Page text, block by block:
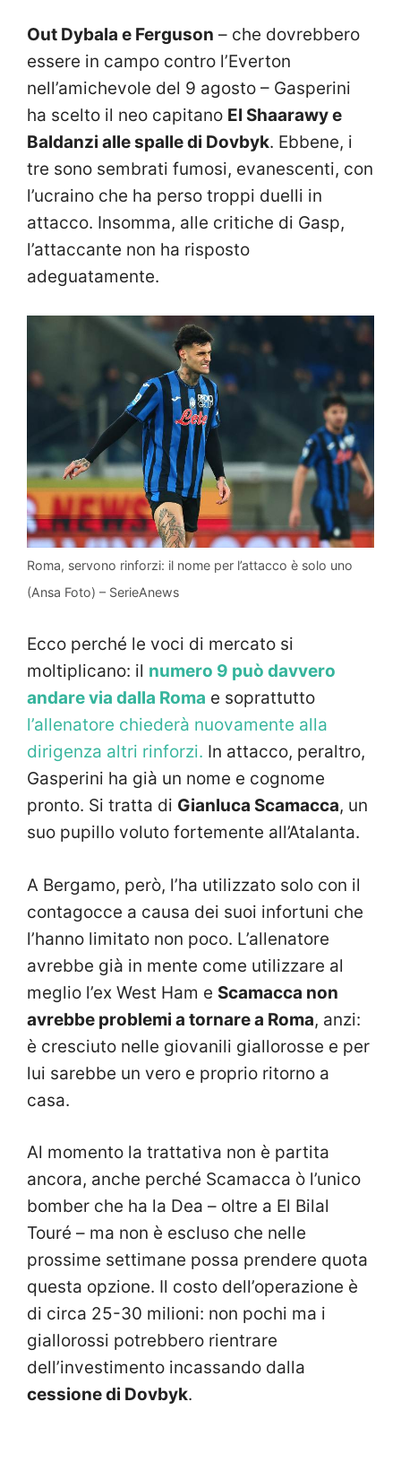
Out Dybala e Ferguson – che dovrebbero
essere in campo contro l’Everton
nell’amichevole del 9 agosto – Gasperini
ha scelto il neo capitano El Shaarawy e
Baldanzi alle spalle di Dovbyk. Ebbene, i
tre sono sembrati fumosi, evanescenti, con
l’ucraino che ha perso troppi duelli in
attacco. Insomma, alle critiche di Gasp,
l’attaccante non ha risposto
adeguatamente.
Roma, servono rinforzi: il nome per l’attacco è solo uno
(Ansa Foto) – SerieAnews
Ecco perché le voci di mercato si
moltiplicano: il numero 9 può davvero
andare via dalla Roma e soprattutto
l’allenatore chiederà nuovamente alla
dirigenza altri rinforzi. In attacco, peraltro,
Gasperini ha già un nome e cognome
pronto. Si tratta di Gianluca Scamacca, un
suo pupillo voluto fortemente all’Atalanta.
A Bergamo, però, l’ha utilizzato solo con il
contagocce a causa dei suoi infortuni che
l’hanno limitato non poco. L’allenatore
avrebbe già in mente come utilizzare al
meglio l’ex West Ham e Scamacca non
avrebbe problemi a tornare a Roma, anzi:
è cresciuto nelle giovanili giallorosse e per
lui sarebbe un vero e proprio ritorno a
casa.
Al momento la trattativa non è partita
ancora, anche perché Scamacca ò l’unico
bomber che ha la Dea – oltre a El Bilal
Touré – ma non è escluso che nelle
prossime settimane possa prendere quota
questa opzione. Il costo dell’operazione è
di circa 25-30 milioni: non pochi ma i
giallorossi potrebbero rientrare
dell’investimento incassando dalla
cessione di Dovbyk.